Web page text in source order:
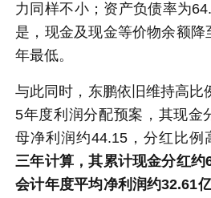
力同样不小；资产负债率为
是，现金及现金等价物余额
年最低。
与此同时，东鹏依旧维持高比
5年度利润分配预案，其现金
母净利润约44.15，分红比例
三年计算，其累计现金分红
会计年度平均净利润约32.61